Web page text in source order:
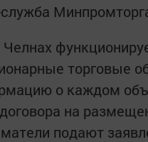
торговые
о каждом
на
подают